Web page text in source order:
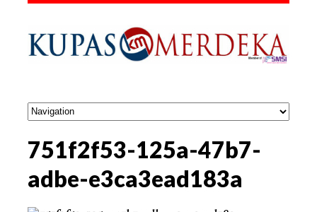
751f2f53-125a-47b7-
adbe-e3ca3ead183a